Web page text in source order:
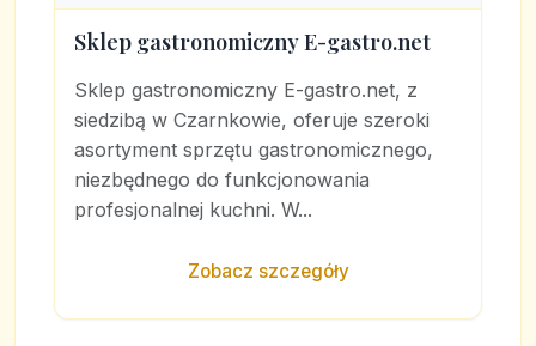
Sklep gastronomiczny E-gastro.net
Sklep gastronomiczny E-gastro.net, z
siedzibą w Czarnkowie, oferuje szeroki
asortyment sprzętu gastronomicznego,
niezbędnego do funkcjonowania
profesjonalnej kuchni. W...
Zobacz szczegóły